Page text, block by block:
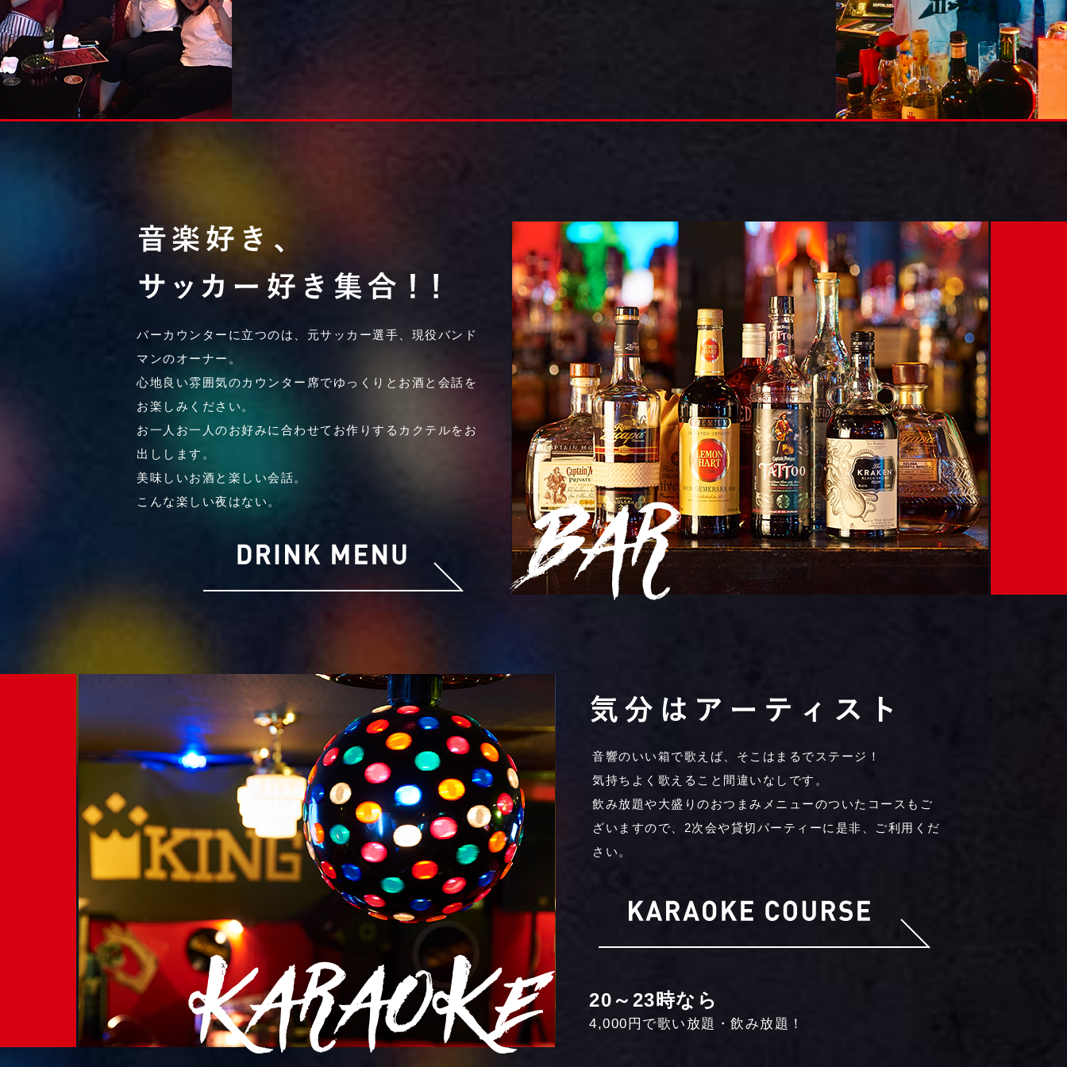
バーカウンターに立つのは、元サッカー選手、現役バンド
マンのオーナー。
心地良い雰囲気のカウンター席でゆっくりとお酒と会話を
お楽しみください。
お一人お一人のお好みに合わせてお作りするカクテルをお
出しします。
美味しいお酒と楽しい会話。
こんな楽しい夜はない。
音響のいい箱で歌えば、そこはまるでステージ！
気持ちよく歌えること間違いなしです。
飲み放題や大盛りのおつまみメニューのついたコースもご
ざいますので、2次会や貸切パーティーに是非、ご利用くだ
さい。
20～23時なら
4,000円で歌い放題・飲み放題！